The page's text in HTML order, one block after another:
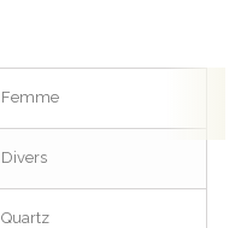
Femme
Divers
Quartz